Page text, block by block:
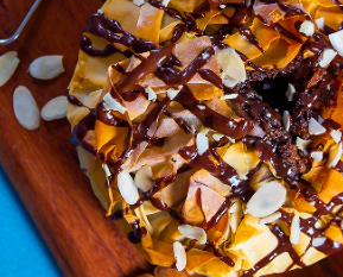
AGENDA DE CURSOS